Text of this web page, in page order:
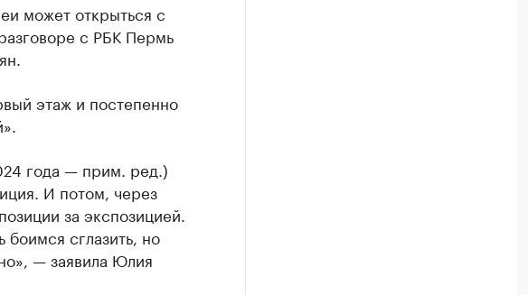
может открыться с
с РБК Пермь
этаж и постепенно
года — прим. ред.)
И потом, через
за экспозицией.
сглазить, но
— заявила Юлия